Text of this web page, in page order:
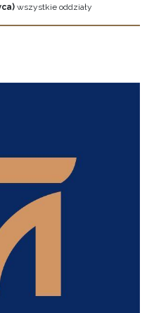
wszystkie oddziały